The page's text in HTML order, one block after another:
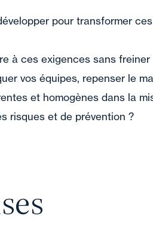
pour transformer
à ces exigences sans freiner
vos équipes, repenser le
et homogènes dans la
risques et de prévention ?